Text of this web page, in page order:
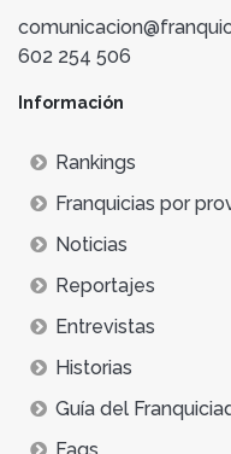
602 254 506
Información
Rankings
Franquicias por
Noticias
Reportajes
Entrevistas
Historias
Guía del